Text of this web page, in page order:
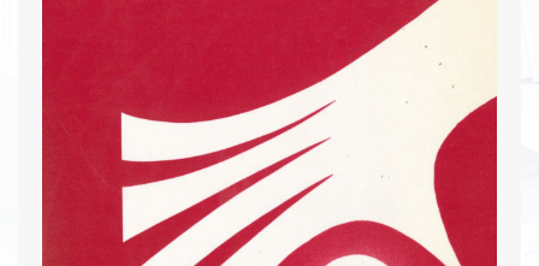
consecuencias de reformas financieras en Chile,
estrategias de adaptación de bancos mexicanos y
fusiones bancarias. En la clausura, se profundiza
sobre el futuro del sector financiero, con
discursos de líderes destacados y reflexiones
sobre políticas económicas y financieras.
Descargar PDF